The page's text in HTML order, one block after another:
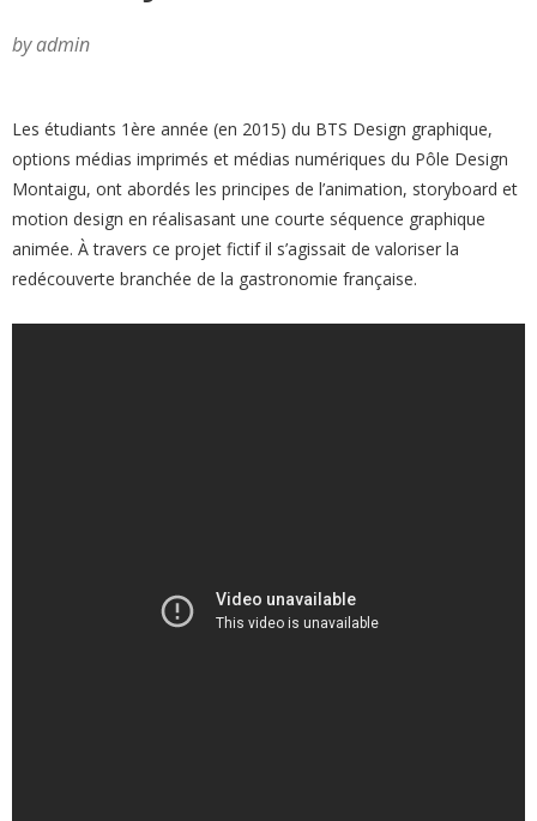
by admin
Les étudiants 1ère année (en 2015) du BTS Design graphique,
options médias imprimés et médias numériques du Pôle Design
Montaigu, ont abordés les principes de l’animation, storyboard et
motion design en réalisasant une courte séquence graphique
animée. À travers ce projet fictif il s’agissait de valoriser la
redécouverte branchée de la gastronomie française.